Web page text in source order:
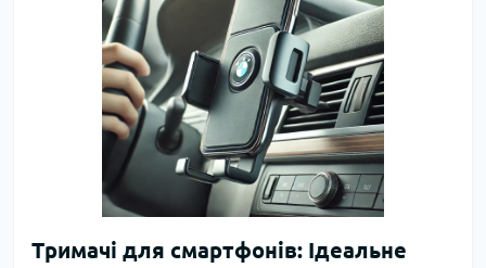
Тримачі для смартфонів: Ідеальне